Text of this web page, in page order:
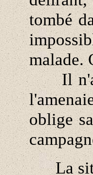
tombé
malade.
Il n'a
oblige
La